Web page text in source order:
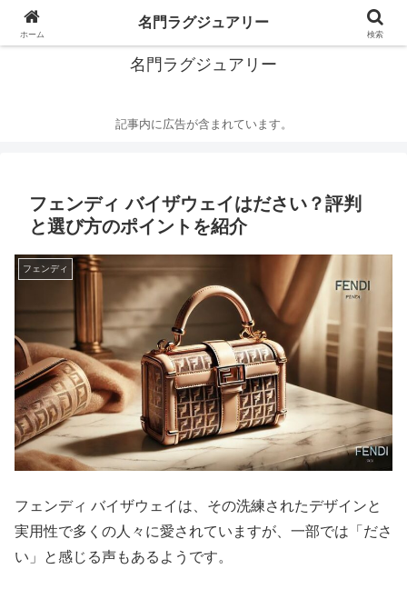
華麗なるハイブランドの世界
名門ラグジュアリー
記事内に広告が含まれています。
フェンディ バイザウェイはださい？評判
と選び方のポイントを紹介
フェンディ
フェンディ バイザウェイは、その洗練されたデザインと
実用性で多くの人々に愛されていますが、一部では「ださ
い」と感じる声もあるようです。
ホーム
名門ラグジュアリー
検索